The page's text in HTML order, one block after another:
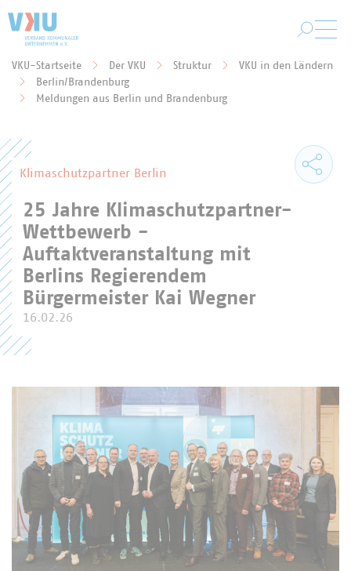
Sie befinden sich hier:
VKU-Startseite Der VKU Struktur
VKU in den Ländern
Berlin/Brandenburg
Meldungen aus Berlin und Brandenburg
Klimaschutzpartner Berlin
25 Jahre Klimaschutzpartner-
Wettbewerb -
Auftaktveranstaltung mit
Berlins Regierendem
Bürgermeister Kai Wegner
16.02.26